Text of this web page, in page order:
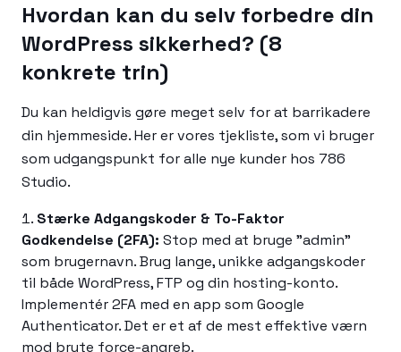
Hvordan kan du selv forbedre din
WordPress sikkerhed? (8
konkrete trin)
Du kan heldigvis gøre meget selv for at barrikadere
din hjemmeside. Her er vores tjekliste, som vi bruger
som udgangspunkt for alle nye kunder hos 786
Studio.
Stærke Adgangskoder & To-Faktor
Godkendelse (2FA): Stop med at bruge "admin"
som brugernavn. Brug lange, unikke adgangskoder
til både WordPress, FTP og din hosting-konto.
Implementér 2FA med en app som Google
Authenticator. Det er et af de mest effektive værn
mod brute force-angreb.